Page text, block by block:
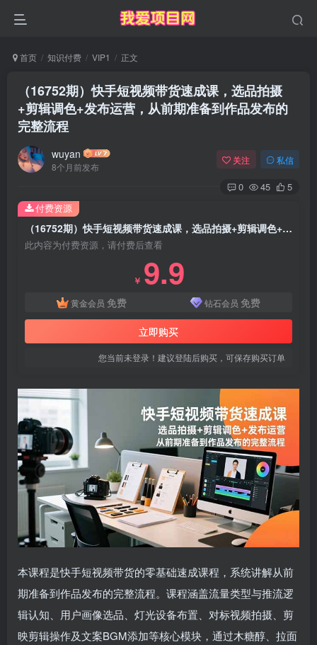
首页 知识付费 VIP1 正文
（16752期）快手短视频带货速成课，选品拍摄
+剪辑调色+发布运营，从前期准备到作品发布的
完整流程
wuyan
8个月前发布
关注 私信
0 45 5
（16752期）快手短视频带货速成课，选品拍摄+剪辑调色+发布运营，从前期准备到作品发布的完整流程
此内容为付费资源，请付费后查看
￥ 9.9
黄金会员 免费 钻石会员 免费
立即购买
您当前未登录！建议登陆后购买，可保存购买订单
付费资源
本课程是快手短视频带货的零基础速成课程，系统讲解从前
期准备到作品发布的完整流程。课程涵盖流量类型与推流逻
辑认知、用户画像选品、灯光设备布置、对标视频拍摄、剪
映剪辑操作及文案BGM添加等核心模块，通过木糖醇、拉面